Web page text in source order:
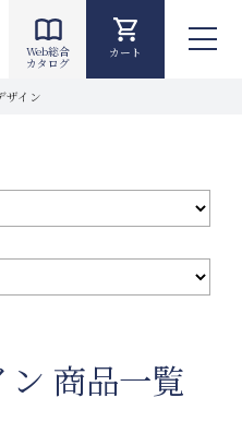
Web総合
カタログ
カート
ザイン
商品一覧